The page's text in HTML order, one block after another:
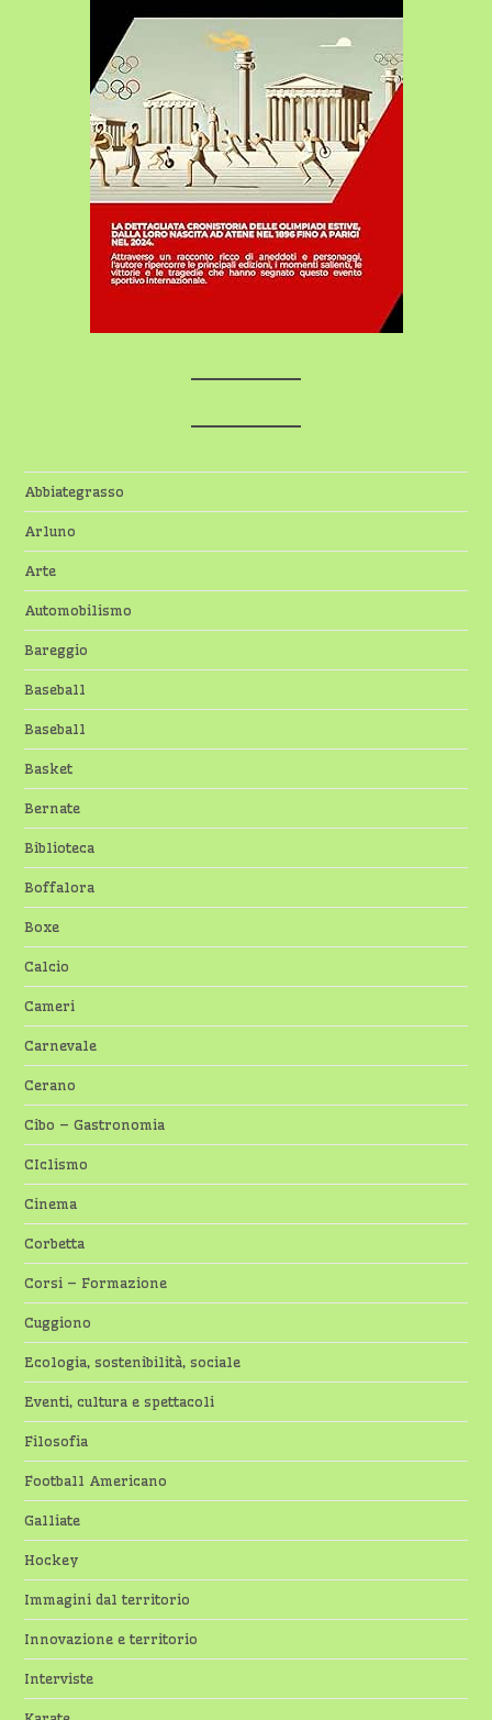
Abbiategrasso
Arluno
Arte
Automobilismo
Bareggio
Baseball
Baseball
Basket
Bernate
Biblioteca
Boffalora
Boxe
Calcio
Cameri
Carnevale
Cerano
Cibo – Gastronomia
CIclismo
Cinema
Corbetta
Corsi – Formazione
Cuggiono
Ecologia, sostenibilità, sociale
Eventi, cultura e spettacoli
Filosofia
Football Americano
Galliate
Hockey
Immagini dal territorio
Innovazione e territorio
Interviste